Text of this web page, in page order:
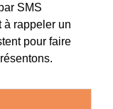
SMS
à rappeler un
pour faire